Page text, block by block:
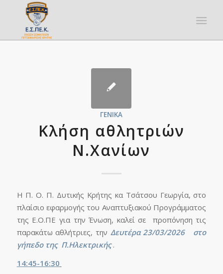
ΓΕΝΙΚΆ
Κλήση αθλητριών
Ν.Χανίων
Η Π. Ο. Π. Δυτικής Κρήτης κα Τσάτσου Γεωργία, στο
πλαίσιο εφαρμογής του Αναπτυξιακού Προγράμματος
της Ε.Ο.ΠΕ για την Ένωση, καλεί σε προπόνηση τις
παρακάτω αθλήτριες, την Δευτέρα 23/03/2026
στο
γήπεδο της Π.Ηλεκτρικής.
14:45-16:30